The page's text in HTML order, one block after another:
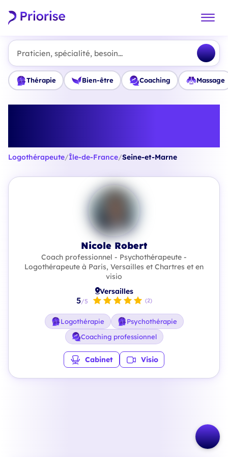
Praticien, spécialité, besoin...
Thérapie Bien-être Coaching Massage
Logothérapeute/Île-de-France/Seine-et-Marne
Nicole Robert
Coach professionnel - Psychothérapeute -
Logothérapeute à Paris, Versailles et Chartres et en
visio
Versailles
5/5 (2)
Logothérapie
Psychothérapie
Coaching professionnel
Cabinet Visio